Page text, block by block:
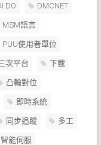
DO DMCNET
MSM語言
PUU使用者單位
次平台 下載
凸輪對位
即時系統
同步追蹤 多工
智能伺服